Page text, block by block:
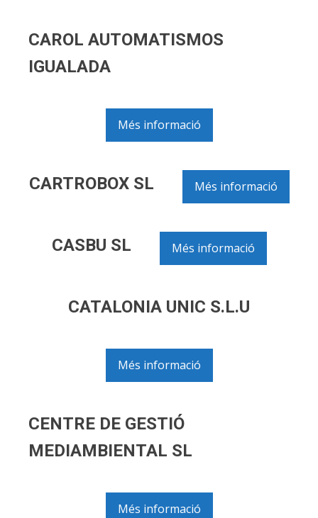
CAROL AUTOMATISMOS
IGUALADA
Més informació
CARTROBOX SL Més informació
CASBU SL Més informació
CATALONIA UNIC S.L.U
Més informació
CENTRE DE GESTIÓ
MEDIAMBIENTAL SL
Més informació